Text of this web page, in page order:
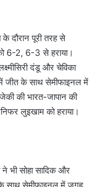
दौरान पूरी तरह से
6-2, 6-3 से हराया।
दंडू और चेविका
जीत के साथ सेमीफाइनल में
की भारत-जापान की
लुइखाम को हराया।
ने भी सोहा सादिक और
के साथ सेमीफाइनल में जगह